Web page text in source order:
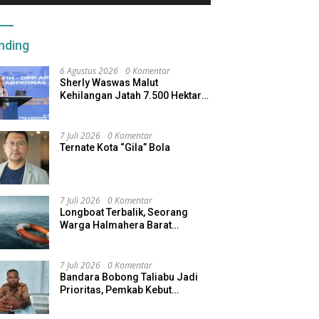
6 Agustus 2026 0 Komentar
Sherly Waswas Malut
Kehilangan Jatah 7.500 Hektare
7 Juli 2026 0 Komentar
Ternate Kota “Gila” Bola
7 Juli 2026 0 Komentar
Longboat Terbalik, Seorang
Warga Halmahera Barat
7 Juli 2026 0 Komentar
Bandara Bobong Taliabu Jadi
Prioritas, Pemkab Kebut